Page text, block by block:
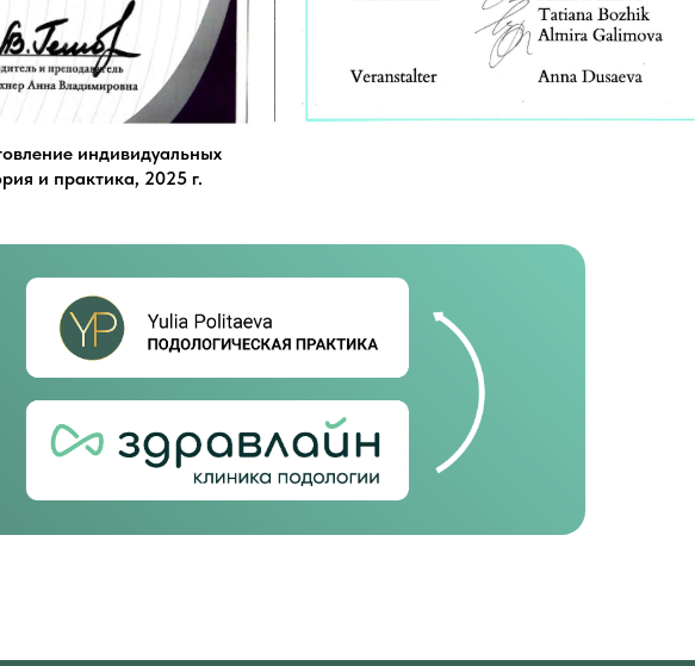
индивидуальных
и практика, 2025 г.